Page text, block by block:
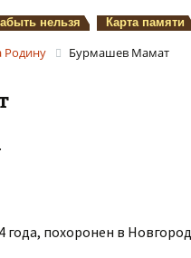
нельзя Карта памяти
Родину Бурмашев Мамат
года, похоронен в